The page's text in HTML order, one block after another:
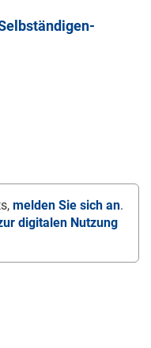
melden Sie sich an.
digitalen Nutzung